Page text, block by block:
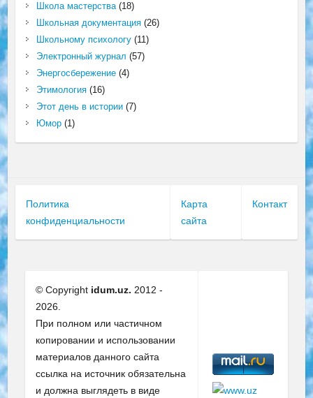
Школа мастерства(18)
Школьная документация(26)
Школьному психологу(11)
Электронный журнал (57)
Энергосбережение(4)
Этимология(16)
Этот день в истории(7)
Юмор(1)
Политика
конфиденциальности
Карта
сайта
Контакт
© Copyright idum.uz. 2012 -
2026.
При полном или частичном
копировании и использовании
материалов данного сайта
ссылка на источник обязательна
и должна выглядеть в виде